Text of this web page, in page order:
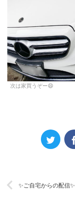
次は家買うぞー😄
✨ご自宅からの配信✨